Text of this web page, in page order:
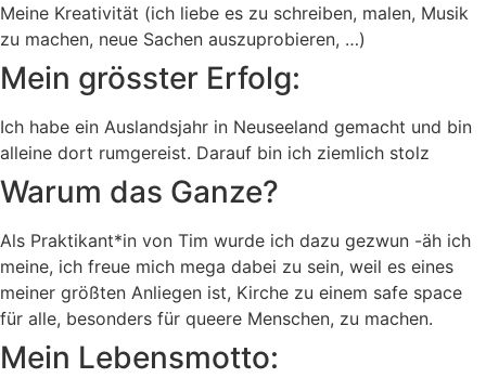
Meine Kreativität (ich liebe es zu schreiben, malen, Musik
zu machen, neue Sachen auszuprobieren, …)
Mein grösster Erfolg:
Ich habe ein Auslandsjahr in Neuseeland gemacht und bin
alleine dort rumgereist. Darauf bin ich ziemlich stolz
Warum das Ganze?
Als Praktikant*in von Tim wurde ich dazu gezwun -äh ich
meine, ich freue mich mega dabei zu sein, weil es eines
meiner größten Anliegen ist, Kirche zu einem safe space
für alle, besonders für queere Menschen, zu machen.
Mein Lebensmotto: